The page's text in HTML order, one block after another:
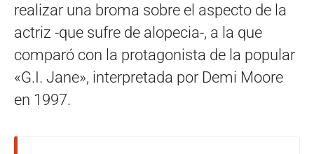
realizar una broma sobre el aspecto de la
actriz -que sufre de alopecia-, a la que
comparó con la protagonista de la popular
«G.I. Jane», interpretada por Demi Moore
en 1997.